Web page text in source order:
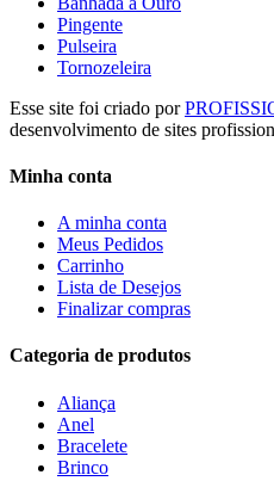
Pingente
Pulseira
Tornozeleira
Esse site foi criado por
desenvolvimento de sites
Minha conta
A minha conta
Meus Pedidos
Carrinho
Lista de Desejos
Finalizar compras
Categoria de produtos
Aliança
Anel
Bracelete
Brinco